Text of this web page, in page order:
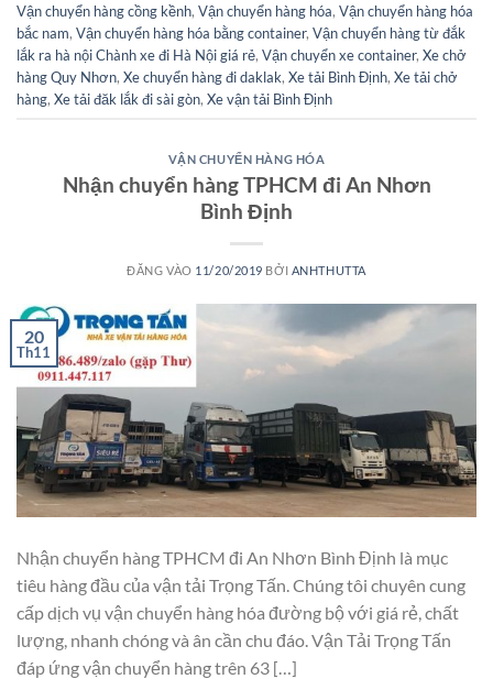
Vận chuyển hàng cồng kềnh, Vận chuyển hàng hóa, Vận chuyển hàng hóa
bắc nam, Vận chuyển hàng hóa bằng container, Vận chuyển hàng từ đắk
lắk ra hà nội Chành xe đi Hà Nội giá rẻ, Vận chuyển xe container, Xe chở
hàng Quy Nhơn, Xe chuyển hàng đi daklak, Xe tải Bình Định, Xe tải chở
hàng, Xe tải đăk lắk đi sài gòn, Xe vận tải Bình Định
VẬN CHUYỂN HÀNG HÓA
Nhận chuyển hàng TPHCM đi An Nhơn
Bình Định
ĐĂNG VÀO 11/20/2019 BỞI ANHTHUTTA
20
Th11
Nhận chuyển hàng TPHCM đi An Nhơn Bình Định là mục
tiêu hàng đầu của vận tải Trọng Tấn. Chúng tôi chuyên cung
cấp dịch vụ vận chuyển hàng hóa đường bộ với giá rẻ, chất
lượng, nhanh chóng và ân cần chu đáo. Vận Tải Trọng Tấn
đáp ứng vận chuyển hàng trên 63 […]